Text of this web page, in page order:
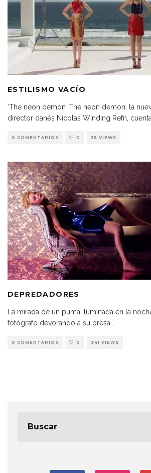
ESTILISMO VACÍO
‘The neon demon’ The neon demon, la
director danés Nicolas Winding Refn,
0 COMENTARIOS 0 35 VIEWS
DEPREDADORES
La mirada de un puma iluminada en la
fotógrafo devorando a su presa
0 COMENTARIOS 0 341 VIEWS